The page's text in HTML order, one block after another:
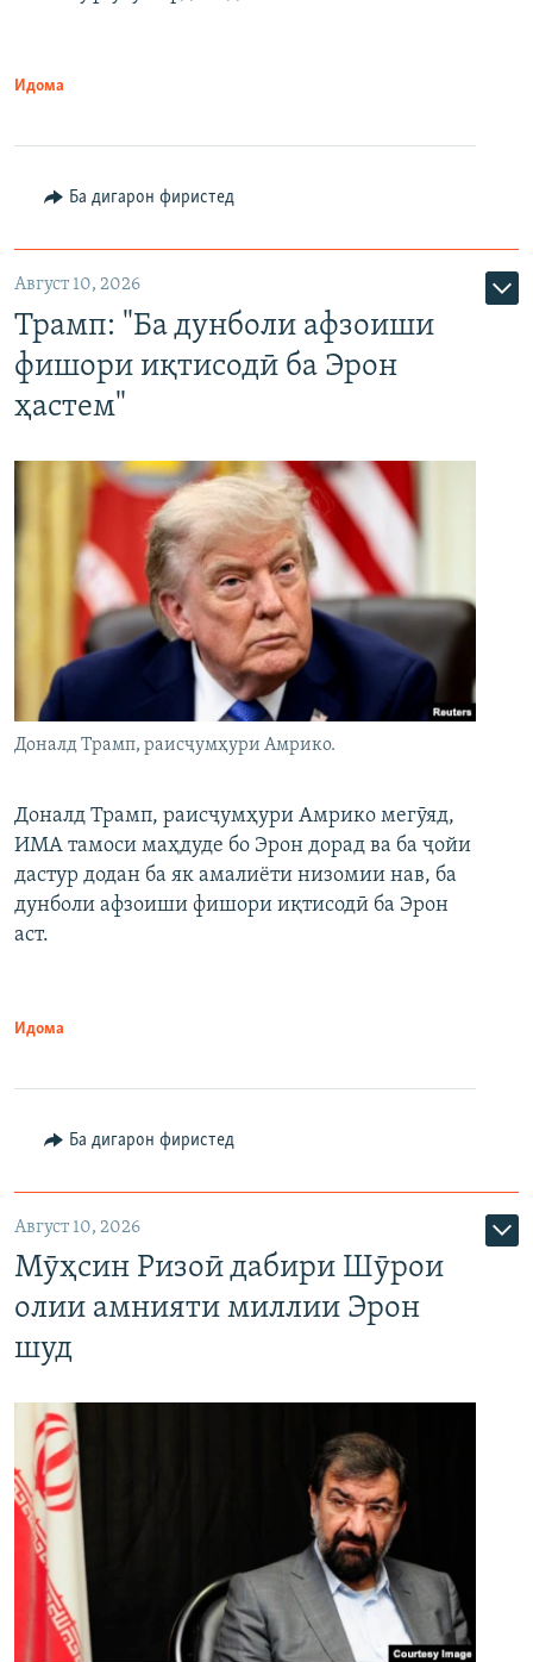
Идома
Ба дигарон фиристед
Август 10, 2026
Трамп: "Ба дунболи афзоиши
фишори иқтисодӣ ба Эрон
ҳастем"
Доналд Трамп, раисҷумҳури Амрико.
Доналд Трамп, раисҷумҳури Амрико мегӯяд,
ИМА тамоси маҳдуде бо Эрон дорад ва ба ҷойи
дастур додан ба як амалиёти низомии нав, ба
дунболи афзоиши фишори иқтисодӣ ба Эрон
аст.
Идома
Ба дигарон фиристед
Август 10, 2026
Мӯҳсин Ризоӣ дабири Шӯрои
олии амнияти миллии Эрон
шуд